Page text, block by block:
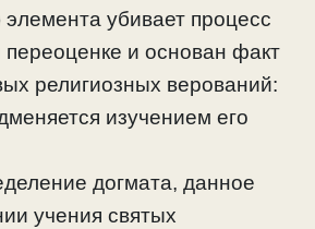
убивает процесс
переоценке и основан факт
религиозных верований:
изучением его
догмата, данное
учения святых